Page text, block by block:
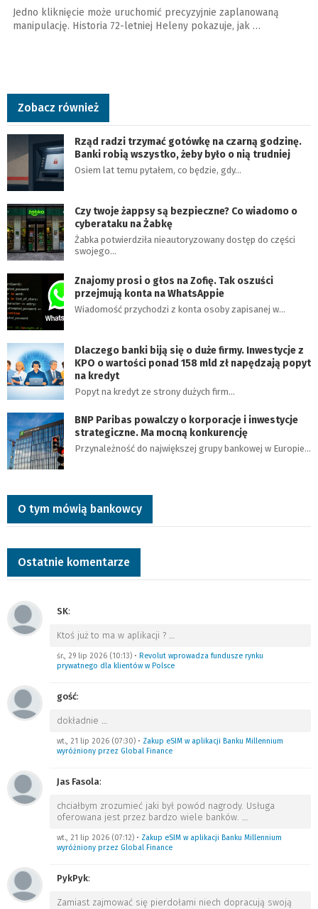
Jedno kliknięcie może uruchomić precyzyjnie zaplanowaną
manipulację. Historia 72-letniej Heleny pokazuje, jak …
Zobacz również
Rząd radzi trzymać gotówkę na czarną godzinę.
Banki robią wszystko, żeby było o nią trudniej
Osiem lat temu pytałem, co będzie, gdy…
Czy twoje żappsy są bezpieczne? Co wiadomo o
cyberataku na Żabkę
Żabka potwierdziła nieautoryzowany dostęp do części
swojego…
Znajomy prosi o głos na Zofię. Tak oszuści
przejmują konta na WhatsAppie
Wiadomość przychodzi z konta osoby zapisanej w…
Dlaczego banki biją się o duże firmy. Inwestycje z
KPO o wartości ponad 158 mld zł napędzają popyt
na kredyt
Popyt na kredyt ze strony dużych firm…
BNP Paribas powalczy o korporacje i inwestycje
strategiczne. Ma mocną konkurencję
Przynależność do największej grupy bankowej w Europie…
O tym mówią bankowcy
Ostatnie komentarze
SK:
Ktoś już to ma w aplikacji ? …
śr., 29 lip 2026 (10:13) • Revolut wprowadza fundusze rynku
prywatnego dla klientów w Polsce
gość:
dokładnie …
wt., 21 lip 2026 (07:30) • Zakup eSIM w aplikacji Banku Millennium
wyróżniony przez Global Finance
Jas Fasola:
chciałbym zrozumieć jaki był powód nagrody. Usługa
oferowana jest przez bardzo wiele banków. …
wt., 21 lip 2026 (07:12) • Zakup eSIM w aplikacji Banku Millennium
wyróżniony przez Global Finance
PykPyk:
Zamiast zajmować się pierdołami niech dopracują swoją